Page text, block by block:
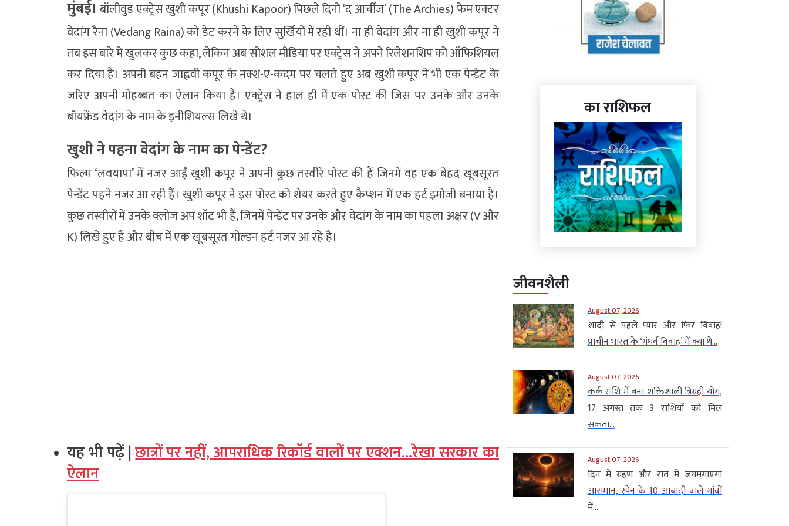
मुंबई। बॉलीवुड एक्ट्रेस खुशी कपूर (Khushi Kapoor) पिछले दिनों ‘द आर्चीज’ (The Archies) फेम एक्टर
वेदांग रैना (Vedang Raina) को डेट करने के लिए सुर्खियों में रही थीं। ना ही वेदांग और ना ही खुशी कपूर ने
तब इस बारे में खुलकर कुछ कहा, लेकिन अब सोशल मीडिया पर एक्ट्रेस ने अपने रिलेशनशिप को ऑफिशियल
कर दिया है। अपनी बहन जाह्नवी कपूर के नक्श-ए-कदम पर चलते हुए अब खुशी कपूर ने भी एक पेन्डेंट के
जरिए अपनी मोहब्बत का ऐलान किया है। एक्ट्रेस ने हाल ही में एक पोस्ट की जिस पर उनके और उनके
बॉयफ्रेंड वेदांग के नाम के इनीशियल्स लिखे थे।
खुशी ने पहना वेदांग के नाम का पेन्डेंट?
फिल्म ‘लवयापा’ में नजर आईं खुशी कपूर ने अपनी कुछ तस्वीरें पोस्ट की हैं जिनमें वह एक बेहद खूबसूरत
पेन्डेंट पहने नजर आ रही हैं। खुशी कपूर ने इस पोस्ट को शेयर करते हुए कैप्शन में एक हर्ट इमोजी बनाया है।
कुछ तस्वीरों में उनके क्लोज अप शॉट भी हैं, जिनमें पेन्डेंट पर उनके और वेदांग के नाम का पहला अक्षर (V और
K) लिखे हुए हैं और बीच में एक खूबसूरत गोल्डन हर्ट नजर आ रहे हैं।
यह भी पढ़ें |छात्रों पर नहीं, आपराधिक रिकॉर्ड वालों पर एक्शन…रेखा सरकार का
ऐलान
का राशिफल
जीवनशैली
August 07, 2026
शादी से पहले प्यार और फिर विवाह!
प्राचीन भारत के ‘गंधर्व विवाह’ में क्या थे...
August 07, 2026
कर्क राशि में बना शक्तिशाली त्रिग्रही योग,
17 अगस्त तक 3 राशियों को मिल
सकता...
August 07, 2026
दिन में ग्रहण और रात में जगमगाएगा
आसमान, स्पेन के 10 आबादी वाले गांवों
में...